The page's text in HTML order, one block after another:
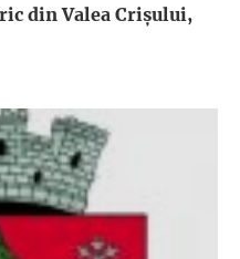
din Valea Crișului,